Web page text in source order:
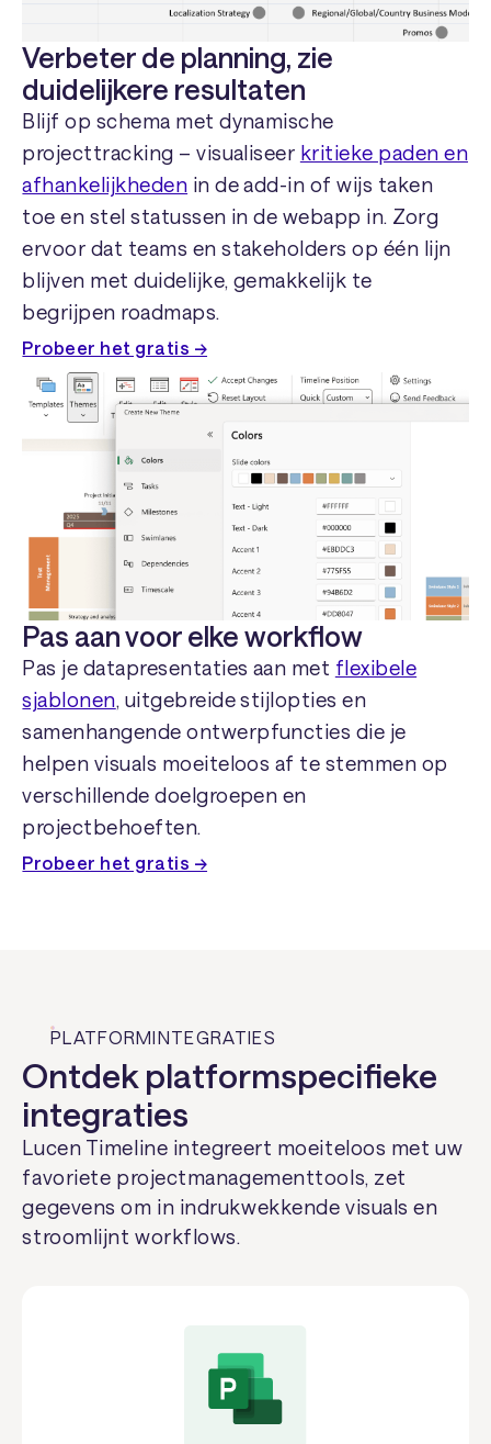
Verbeter de planning, zie
duidelijkere resultaten
Blijf op schema met dynamische
projecttracking – visualiseer kritieke paden en
afhankelijkheden in de add-in of wijs taken
toe en stel statussen in de webapp in. Zorg
ervoor dat teams en stakeholders op één lijn
blijven met duidelijke, gemakkelijk te
begrijpen roadmaps.
Probeer het gratis →
Pas aan voor elke workflow
Pas je datapresentaties aan met flexibele
sjablonen, uitgebreide stijlopties en
samenhangende ontwerpfuncties die je
helpen visuals moeiteloos af te stemmen op
verschillende doelgroepen en
projectbehoeften.
Probeer het gratis →
PLATFORMINTEGRATIES
Ontdek platformspecifieke
integraties
Lucen Timeline integreert moeiteloos met uw
favoriete projectmanagementtools, zet
gegevens om in indrukwekkende visuals en
stroomlijnt workflows.